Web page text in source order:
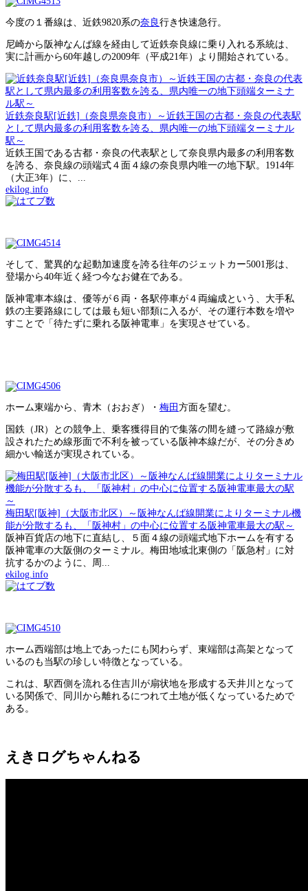
今度の１番線は、近鉄9820系の奈良行き快速急行。
尼崎から阪神なんば線を経由して近鉄奈良線に乗り入れる系統は、
実に計画から60年越しの2009年（平成21年）より開始されている。
近鉄奈良駅[近鉄]（奈良県奈良市）～近鉄王国の古都・奈良の代表駅
として県内最多の利用客数を誇る、県内唯一の地下頭端ターミナル
駅～
近鉄王国である古都・奈良の代表駅として奈良県内最多の利用客数
を誇る、奈良線の頭端式４面４線の奈良県内唯一の地下駅。1914年
（大正3年）に、...
ekilog.info
そして、驚異的な起動加速度を誇る往年のジェットカー5001形は、
登場から40年近く経つ今なお健在である。
阪神電車本線は、優等が６両・各駅停車が４両編成という、大手私
鉄の主要路線にしては最も短い部類に入るが、その運行本数を増や
すことで「待たずに乗れる阪神電車」を実現させている。
ホーム東端から、青木（おおぎ）・ 梅田 方面を望む。
国鉄（JR）との競争上、乗客獲得目的で集落の間を縫って路線が敷
設されたため線形面で不利を被っている阪神本線だが、その分きめ
細かい輸送が実現されている。
梅田駅[阪神]（大阪市北区）～阪神なんば線開業によりターミナル機
能が分散するも、「阪神村」の中心に位置する阪神電車最大の駅～
阪神百貨店の地下に直結し、５面４線の頭端式地下ホームを有する
阪神電車の大阪側のターミナル。梅田地域北東側の「阪急村」に対
抗するかのように、周...
ekilog.info
ホーム西端部は地上であったにも関わらず、東端部は高架となって
いるのも当駅の珍しい特徴となっている。
これは、駅西側を流れる住吉川が扇状地を形成する天井川となって
いる関係で、同川から離れるにつれて土地が低くなっているためで
ある。
えきログちゃんねる